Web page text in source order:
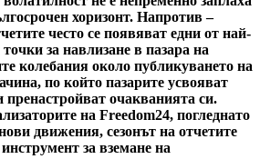
хоризонт. Напротив –
често се появяват едни от най-
за навлизане в пазара на
колебания около публикуването на
по който пазарите усвояват
очакванията си.
на Freedom24, погледнато
движения, сезонът на отчетите
за вземане на